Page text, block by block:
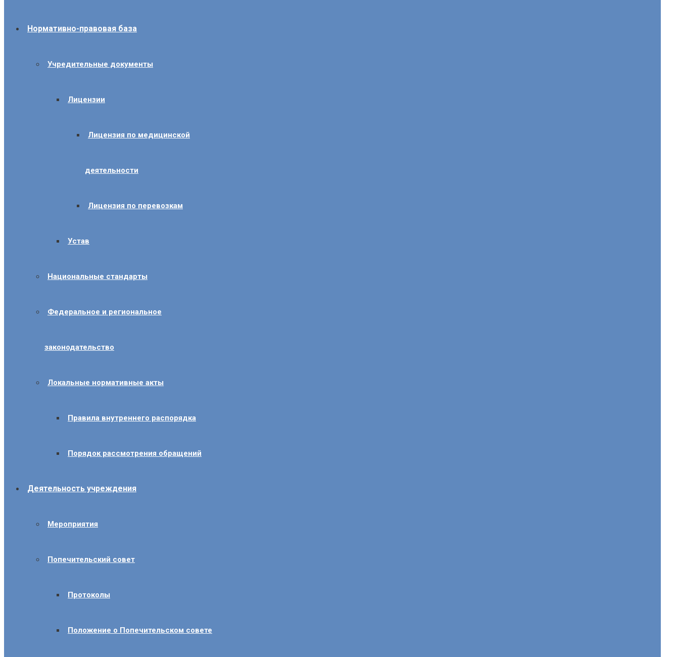
Нормативно-правовая база
Учредительные документы
Лицензии
Лицензия по медицинской
деятельности
Лицензия по перевозкам
Устав
Национальные стандарты
Федеральное и региональное
законодательство
Локальные нормативные акты
Правила внутреннего распорядка
Порядок рассмотрения обращений
Деятельность учреждения
Мероприятия
Попечительский совет
Протоколы
Положение о Попечительском совете